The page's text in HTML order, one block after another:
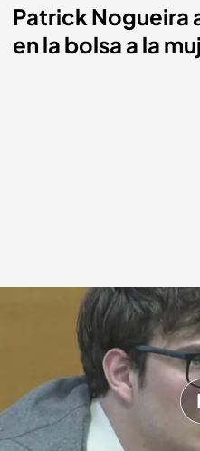
Patrick Nogueira
en la bolsa a la
Noticias Cuatro
31 OCT 2018 - 08:07h.
Compartir